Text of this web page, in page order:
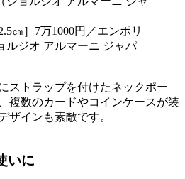
㎝］7万1000円／エンポリ
ルジオ アルマーニ ジャパ
ストラップを付けたネックポー
複数のカードやコインケースが装
ザインも素敵です。
いに